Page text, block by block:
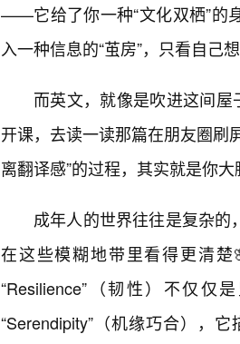
——它给了你一种“文化双栖”的
入一种信息的“茧房”，只看自己
而英文，就像是吹进这间
开课，去读一读那篇在朋友圈刷
离翻译感”的过程，其实就是你
成年人的世界往往是复杂
在这些模糊地带里看得更清
“Resilience”（韧性）不仅仅
“Serendipity”（机缘巧合），